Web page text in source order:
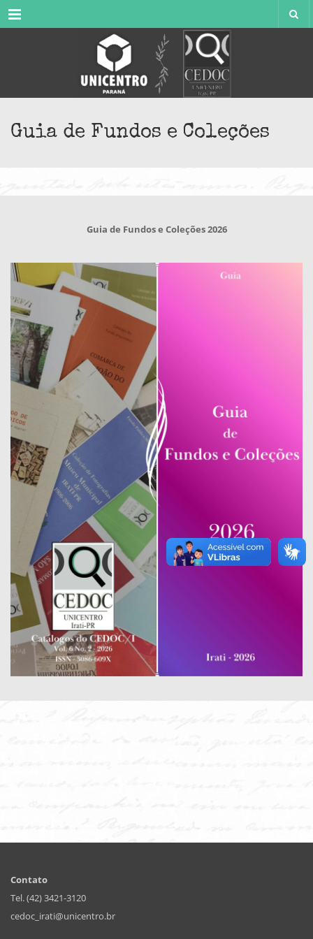
Menu
Guia de Fundos e Coleções
Guia de Fundos e Coleções 2026
Contato
Tel. (42) 3421-3120
cedoc_irati@unicentro.br